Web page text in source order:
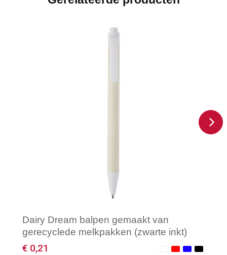
Dairy Dream balpen gemaakt van
gerecyclede melkpakken (zwarte inkt)
€ 0,21